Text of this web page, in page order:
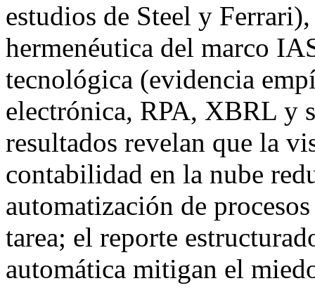
estudios de Steel y
hermenéutica del marco
tecnológica (evidencia
electrónica, RPA, XBRL y
resultados revelan que la
contabilidad en la nube
automatización de
tarea; el reporte
automática mitigan el